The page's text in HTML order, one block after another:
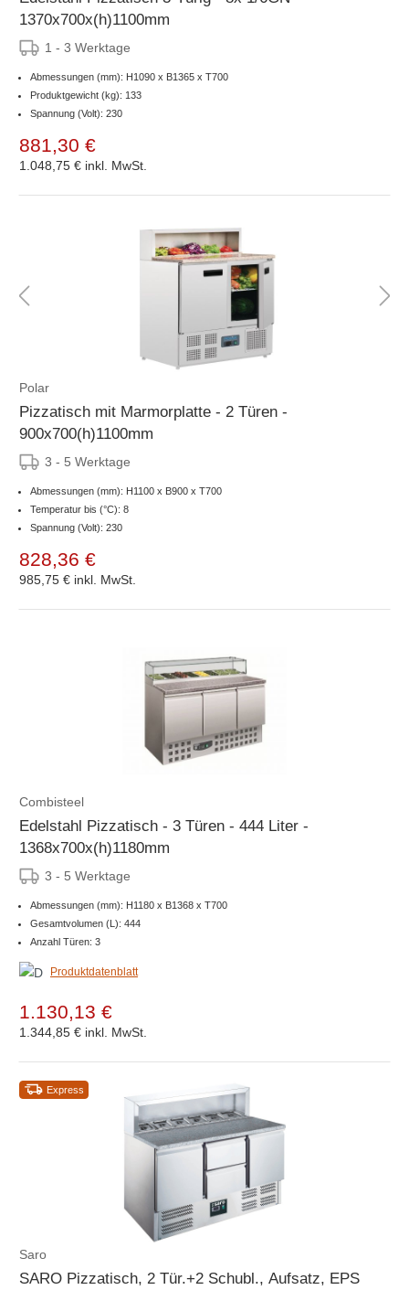
1370x700x(h)1100mm
1 - 3 Werktage
Abmessungen (mm): H1090 x B1365 x T700
Produktgewicht (kg): 133
Spannung (Volt): 230
881,30 €
1.048,75 € inkl. MwSt.
Polar
Pizzatisch mit Marmorplatte - 2 Türen -
900x700(h)1100mm
3 - 5 Werktage
Abmessungen (mm): H1100 x B900 x T700
Temperatur bis (°C): 8
Spannung (Volt): 230
828,36 €
985,75 € inkl. MwSt.
Combisteel
Edelstahl Pizzatisch - 3 Türen - 444 Liter -
1368x700x(h)1180mm
3 - 5 Werktage
Abmessungen (mm): H1180 x B1368 x T700
Gesamtvolumen (L): 444
Anzahl Türen: 3
Produktdatenblatt
1.130,13 €
1.344,85 € inkl. MwSt.
Express
Saro
SARO Pizzatisch, 2 Tür.+2 Schubl., Aufsatz, EPS